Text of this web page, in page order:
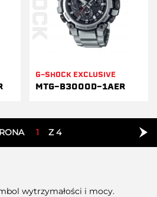
G-SHOCK EXCLUSIVE
MTG-B3000D-1AER
1 Z 4
wytrzymałości i mocy.